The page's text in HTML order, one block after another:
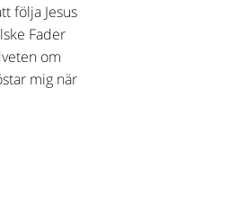
följa Jesus
Fader
om
mig när